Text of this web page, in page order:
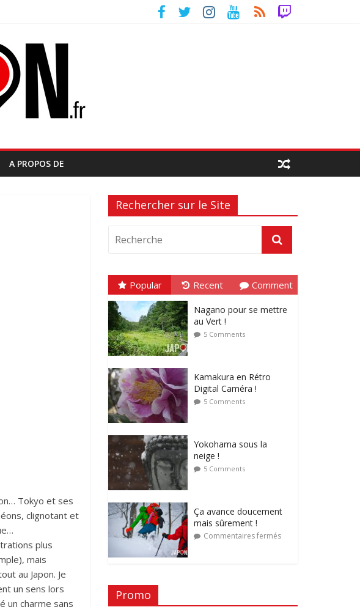
A PROPOS DE
Tokyo et ses
clignotant et
plus
mais
au Japon. Je
un sens lors
un charme sans
Rechercher sur le Site
Popular Recent Comment
Nagano pour se mettre
au Vert !
5 Comments
Kamakura en Rétro
Digital Caméra !
5 Comments
Yokohama sous la
neige !
5 Comments
Ça avance doucement
mais sûrement !
Commentaires fermés
Promo